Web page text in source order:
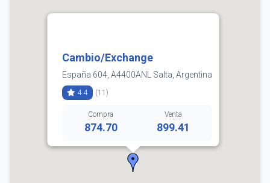
Cambio/Exchange
España 604, A4400ANL Salta, Argentina
4.4 (11)
Compra
874.70
Venta
899.41
Horarios:
lunes: 9:00–19:30